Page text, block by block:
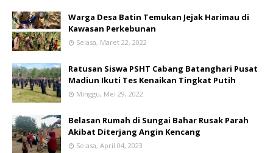
Warga Desa Batin Temukan Jejak Harimau di
Kawasan Perkebunan
Selasa, Maret 22, 2022
Ratusan Siswa PSHT Cabang Batanghari Pusat
Madiun Ikuti Tes Kenaikan Tingkat Putih
Minggu, Mei 29, 2022
Belasan Rumah di Sungai Bahar Rusak Parah
Akibat Diterjang Angin Kencang
Selasa, April 04, 2023